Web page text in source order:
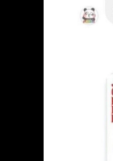
成一致
因為這些
待製造他
這種飛彈
一 希望
彈道飛彈
知道 你